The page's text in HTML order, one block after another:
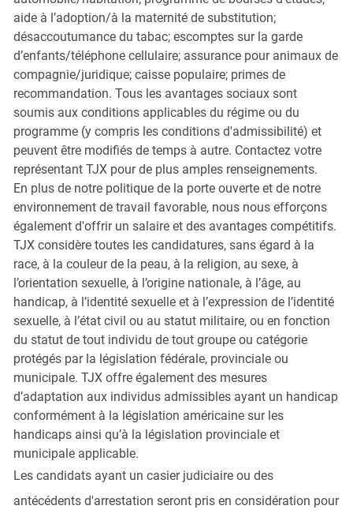
aide à l’adoption/à la maternité de substitution;
désaccoutumance du tabac; escomptes sur la garde
d’enfants/téléphone cellulaire; assurance pour animaux de
compagnie/juridique; caisse populaire; primes de
recommandation. Tous les avantages sociaux sont
soumis aux conditions applicables du régime ou du
programme (y compris les conditions d'admissibilité) et
peuvent être modifiés de temps à autre. Contactez votre
représentant TJX pour de plus amples renseignements.
En plus de notre politique de la porte ouverte et de notre
environnement de travail favorable, nous nous efforçons
également d'offrir un salaire et des avantages compétitifs.
TJX considère toutes les candidatures, sans égard à la
race, à la couleur de la peau, à la religion, au sexe, à
l’orientation sexuelle, à l’origine nationale, à l’âge, au
handicap, à l’identité sexuelle et à l’expression de l’identité
sexuelle, à l’état civil ou au statut militaire, ou en fonction
du statut de tout individu de tout groupe ou catégorie
protégés par la législation fédérale, provinciale ou
municipale. TJX offre également des mesures
d’adaptation aux individus admissibles ayant un handicap
conformément à la législation américaine sur les
handicaps ainsi qu’à la législation provinciale et
municipale applicable.
Les candidats ayant un casier judiciaire ou des
antécédents d'arrestation seront pris en considération pour